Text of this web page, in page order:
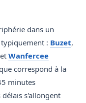
dans un
: Buzet,
et Wanfercee
correspond à la
minutes
s'allongent